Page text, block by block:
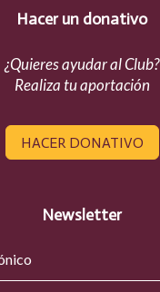
Hacer un donativo
¿Quieres ayudar al Club?
Realiza tu aportación
HACER DONATIVO
Newsletter